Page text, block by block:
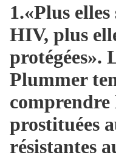
1.«Plus elles
HIV, plus
protégées».
Plummer
comprendre
prostituées
résistantes